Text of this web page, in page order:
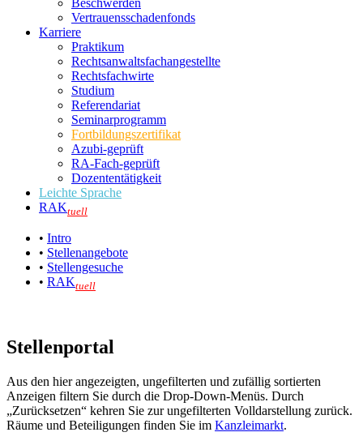
Beschwerden
Vertrauensschadenfonds
Karriere
Praktikum
Rechtsanwalts­fachangestellte
Rechtsfachwirte
Studium
Referendariat
Seminarprogramm
Fortbildungszertifikat
Azubi-geprüft
RA-Fach-geprüft
Dozententätigkeit
Leichte Sprache
RAKtuell
• Intro
• Stellenangebote
• Stellengesuche
• RAKtuell
Stellenportal
Aus den hier angezeigten, ungefilterten und zufällig sortierten
Anzeigen filtern Sie durch die Drop-Down-Menüs. Durch
„Zurücksetzen“ kehren Sie zur ungefilterten Volldarstellung zurück.
Räume und Beteiligungen finden Sie im Kanzleimarkt.